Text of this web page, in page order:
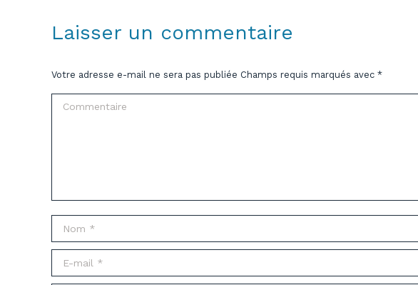
Laisser un commentaire
Votre adresse e-mail ne sera pas publiée Champs requis marqués avec *
Commentaire
Nom *
E-mail *